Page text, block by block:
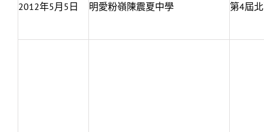
2012年5月5日 明愛粉嶺陳震夏中學 第4屆